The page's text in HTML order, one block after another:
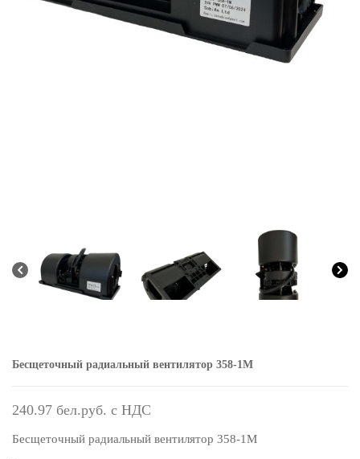
Бесщеточный радиальный вентилятор 358-1М
240.97
Бесщеточный радиальный вентилятор 358-1М